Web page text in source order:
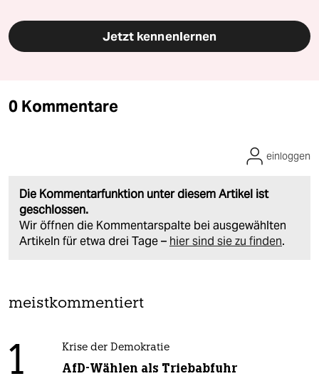
Jetzt kennenlernen
0 Kommentare
Die Kommentarfunktion unter diesem Artikel ist
geschlossen.
Wir öffnen die Kommentarspalte bei ausgewählten
Artikeln für etwa drei Tage – hier sind sie zu finden.
einloggen
meistkommentiert
1 Krise der Demokratie
AfD-Wählen als Triebabfuhr